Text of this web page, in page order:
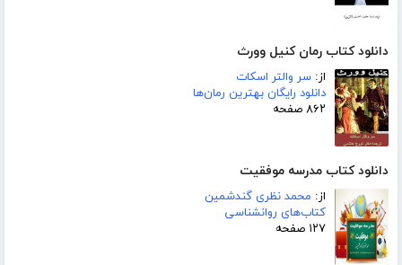
دانلود کتاب رمان کنیل وورث
از: سر والتر اسکات
دانلود رایگان بهترین رمان‌ها
۸۶۲ صفحه
دانلود کتاب مدرسه موفقیت
از: محمد نظری گندشمین
کتاب‌های روانشناسی
۱۲۷ صفحه